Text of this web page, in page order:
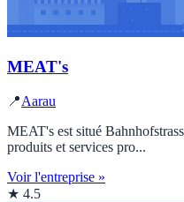
MEAT's
📍Aarau
MEAT's est situé
produits et services pro...
Voir l'entreprise »
★ 4.5